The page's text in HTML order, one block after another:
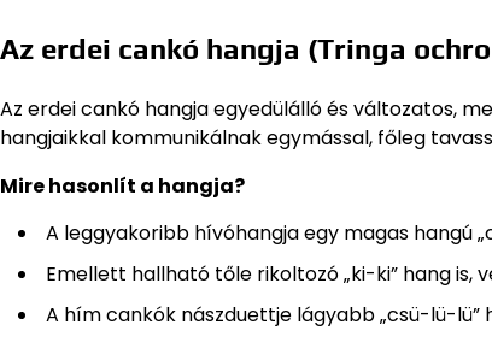
Az erdei cankó hangja (Tringa
Az erdei cankó hangja egyedülálló és változatos,
hangjaikkal kommunikálnak egymással, főleg
Mire hasonlít a hangja?
A leggyakoribb hívóhangja egy magas hangú
Emellett hallható tőle rikoltozó „ki-ki” hang is,
A hím cankók nászduettje lágyabb „csü-lü-lü”